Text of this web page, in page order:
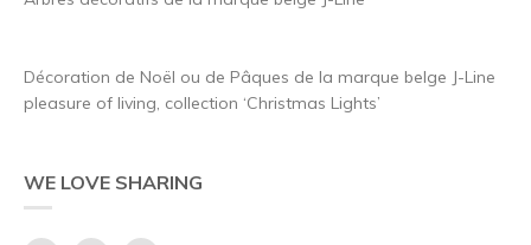
Décoration de Noël ou de Pâques de la marque belge J-Line
pleasure of living, collection ‘Christmas Lights’
WE LOVE SHARING